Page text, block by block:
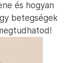
és hogyan
betegségek